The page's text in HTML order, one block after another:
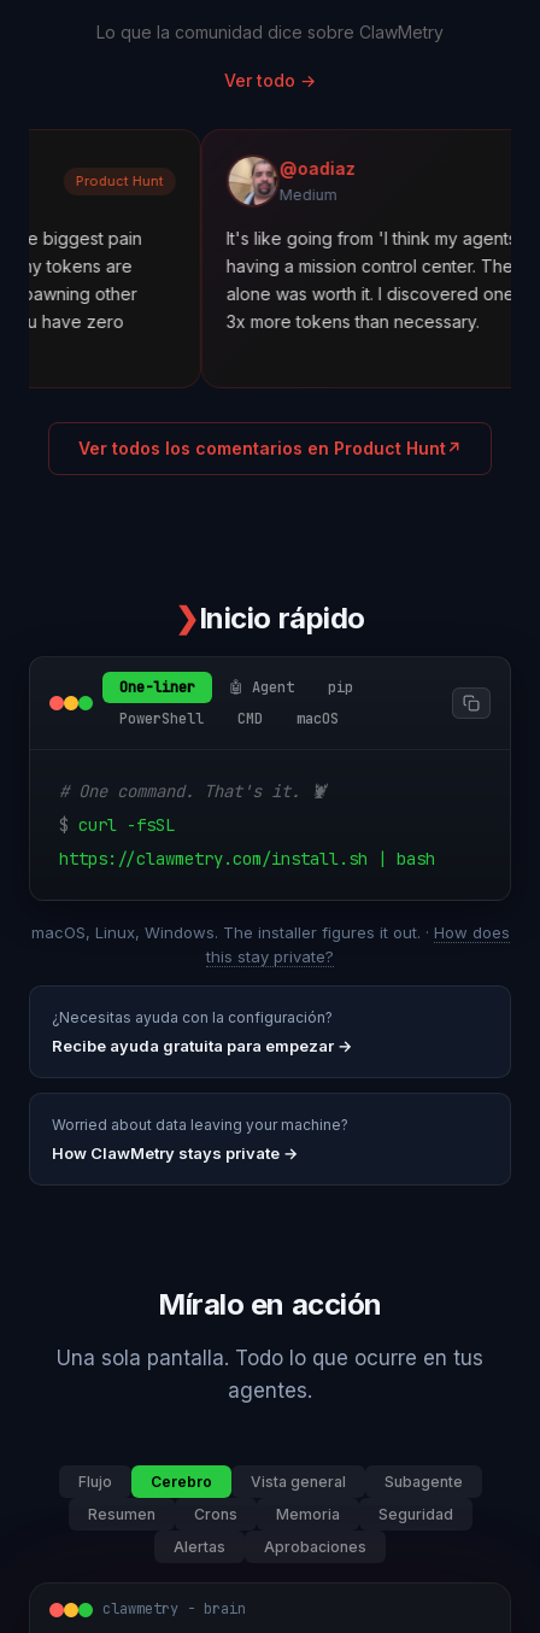
Lo que la comunidad dice sobre ClawMetry
Ver todo →
Hunt
pain
are
other
zero
@oadiaz
Medium
It's like going from 'I think my agents are
having a mission control center. The cost
alone was worth it. I discovered one agent was
3x more tokens than necessary.
Ver todos los comentarios en Product Hunt↗
❯Inicio rápido
One-liner 🤖 Agent
pip
PowerShell
CMD macOS
# One command. That's it. 🦞
$ curl -fsSL
https://clawmetry.com/install.sh | bash
macOS, Linux, Windows. The installer figures it out. · How does
this stay private?
¿Necesitas ayuda con la configuración?
Recibe ayuda gratuita para empezar →
Worried about data leaving your machine?
How ClawMetry stays private →
Míralo en acción
Una sola pantalla. Todo lo que ocurre en tus
agentes.
Flujo Cerebro Vista general
Subagente
Resumen
Crons Memoria
Seguridad
Alertas
Aprobaciones
clawmetry - brain